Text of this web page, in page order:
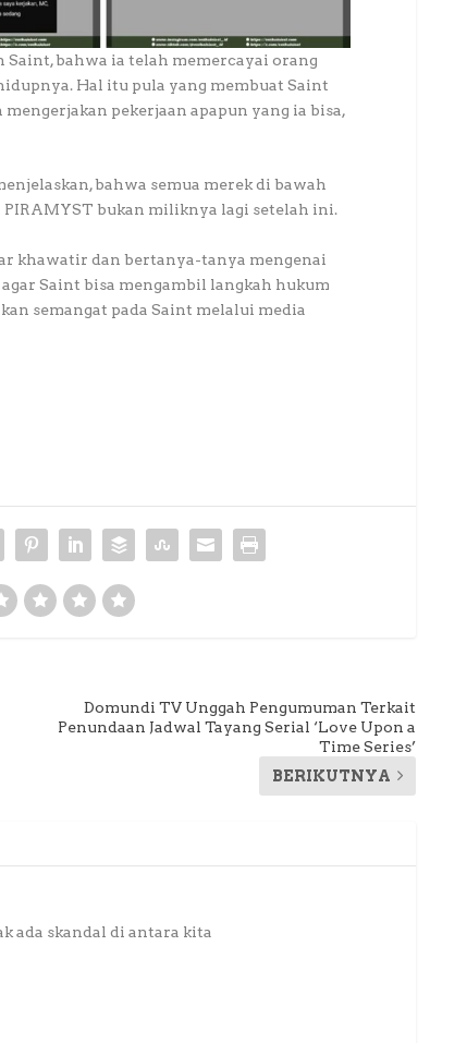
bahwa ia telah memercayai orang
Hal itu pula yang membuat Saint
pekerjaan apapun yang ia bisa,
bahwa semua merek di bawah
PIRAMYST bukan miliknya lagi setelah ini.
khawatir dan bertanya-tanya mengenai
Saint bisa mengambil langkah hukum
semangat pada Saint melalui media
Domundi TV Unggah Pengumuman Terkait
Penundaan Jadwal Tayang Serial ‘Love Upon a
Time Series’
BERIKUTNYA
ada skandal di antara kita